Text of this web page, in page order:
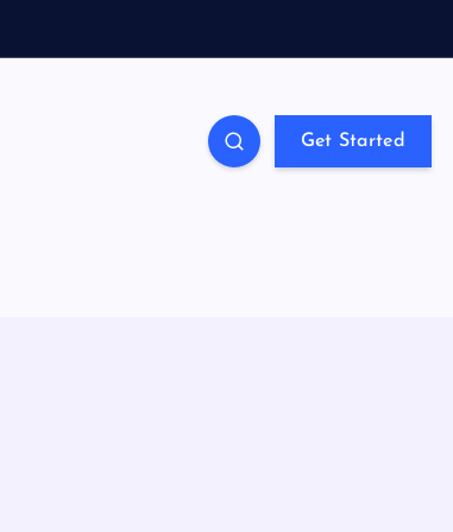
Get Started